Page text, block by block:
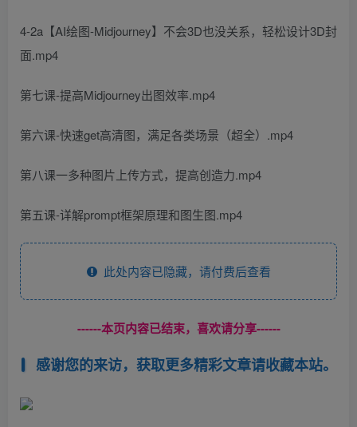
4-2a【AI绘图-Midjourney】不会3D也没关系，轻松设计3D封
面.mp4
第七课-提高Midjourney出图效率.mp4
第六课-快速get高清图，满足各类场景（超全）.mp4
第八课一多种图片上传方式，提高创造力.mp4
第五课-详解prompt框架原理和图生图.mp4
此处内容已隐藏，请付费后查看
------本页内容已结束，喜欢请分享------
感谢您的来访，获取更多精彩文章请收藏本站。